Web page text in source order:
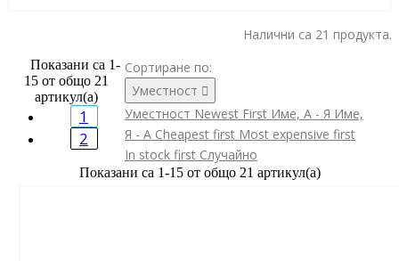
Налични са 21 продукта.
Сортиране по:
Уместност 
Уместност Newest First Име, А - Я Име,
Я - А Cheapest first Most expensive first
In stock first Случайно
Показани са 1-15 от общо 21 артикул(а)
Показани са 1-
15 от общо 21
артикул(а)
1
2